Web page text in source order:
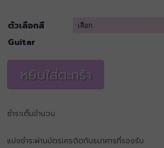
ตัวเลือกสี
Guitar
หยิบใส่ตะกร้า
ชำระเต็มจำนวน
แบ่งชำระผ่านบัตรเครดิตกับธนาคารที่รองรับ